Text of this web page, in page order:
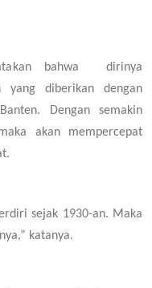
bahwa dirinya
yang diberikan dengan
Dengan semakin
akan mempercepat
sejak 1930-an. Maka
katanya.